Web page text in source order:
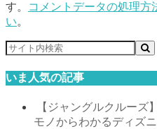
す。
コメントデータの処理方
い。
いま人気の記事
【ジャングルクルーズ
モノからわかるディズ